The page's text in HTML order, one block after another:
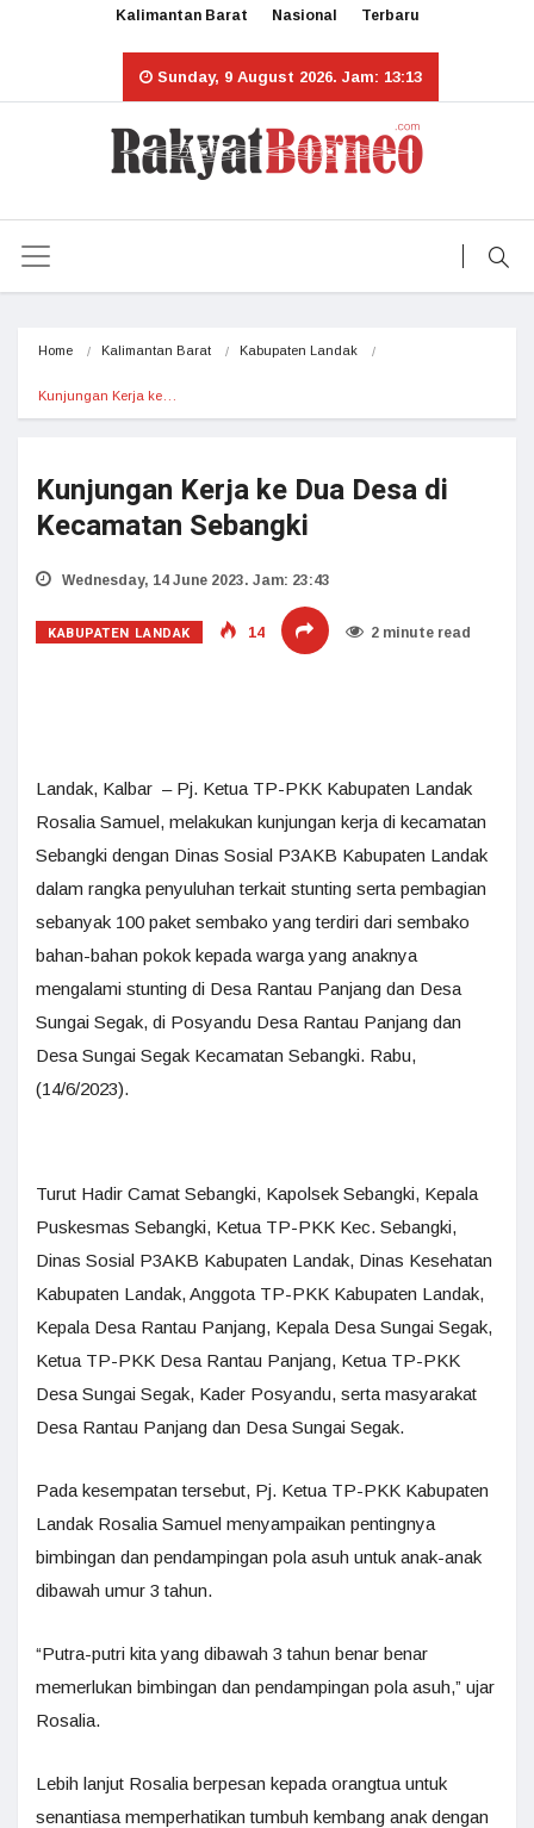
Kalimantan Barat Nasional Terbaru
Sunday, 9 August 2026. Jam: 13:13
Home Kalimantan Barat Kabupaten Landak
Kunjungan Kerja ke…
Kunjungan Kerja ke Dua Desa di
Kecamatan Sebangki
Wednesday, 14 June 2023. Jam: 23:43
KABUPATEN LANDAK 14 2 minute read
Landak, Kalbar – Pj. Ketua TP-PKK Kabupaten Landak
Rosalia Samuel, melakukan kunjungan kerja di kecamatan
Sebangki dengan Dinas Sosial P3AKB Kabupaten Landak
dalam rangka penyuluhan terkait stunting serta pembagian
sebanyak 100 paket sembako yang terdiri dari sembako
bahan-bahan pokok kepada warga yang anaknya
mengalami stunting di Desa Rantau Panjang dan Desa
Sungai Segak, di Posyandu Desa Rantau Panjang dan
Desa Sungai Segak Kecamatan Sebangki. Rabu,
(14/6/2023).
Turut Hadir Camat Sebangki, Kapolsek Sebangki, Kepala
Puskesmas Sebangki, Ketua TP-PKK Kec. Sebangki,
Dinas Sosial P3AKB Kabupaten Landak, Dinas Kesehatan
Kabupaten Landak, Anggota TP-PKK Kabupaten Landak,
Kepala Desa Rantau Panjang, Kepala Desa Sungai Segak,
Ketua TP-PKK Desa Rantau Panjang, Ketua TP-PKK
Desa Sungai Segak, Kader Posyandu, serta masyarakat
Desa Rantau Panjang dan Desa Sungai Segak.
Pada kesempatan tersebut, Pj. Ketua TP-PKK Kabupaten
Landak Rosalia Samuel menyampaikan pentingnya
bimbingan dan pendampingan pola asuh untuk anak-anak
dibawah umur 3 tahun.
“Putra-putri kita yang dibawah 3 tahun benar benar
memerlukan bimbingan dan pendampingan pola asuh,” ujar
Rosalia.
Lebih lanjut Rosalia berpesan kepada orangtua untuk
senantiasa memperhatikan tumbuh kembang anak dengan